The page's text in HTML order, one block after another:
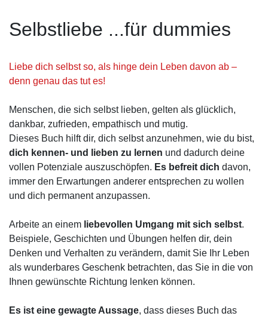
Selbstliebe ...für dummies
Liebe dich selbst so, als hinge dein Leben davon ab –
denn genau das tut es!
Menschen, die sich selbst lieben, gelten als glücklich,
dankbar, zufrieden, empathisch und mutig.
Dieses Buch hilft dir, dich selbst anzunehmen, wie du bist,
dich kennen- und lieben zu lernen und dadurch deine
vollen Potenziale auszuschöpfen. Es befreit dich davon,
immer den Erwartungen anderer entsprechen zu wollen
und dich permanent anzupassen.
Arbeite an einem liebevollen Umgang mit sich selbst.
Beispiele, Geschichten und Übungen helfen dir, dein
Denken und Verhalten zu verändern, damit Sie Ihr Leben
als wunderbares Geschenk betrachten, das Sie in die von
Ihnen gewünschte Richtung lenken können.
Es ist eine gewagte Aussage, dass dieses Buch das